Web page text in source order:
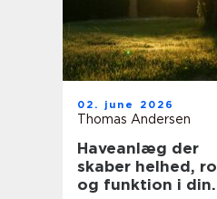
02. june 2026
Thomas Andersen
Haveanlæg der
skaber helhed, ro
og funktion i din